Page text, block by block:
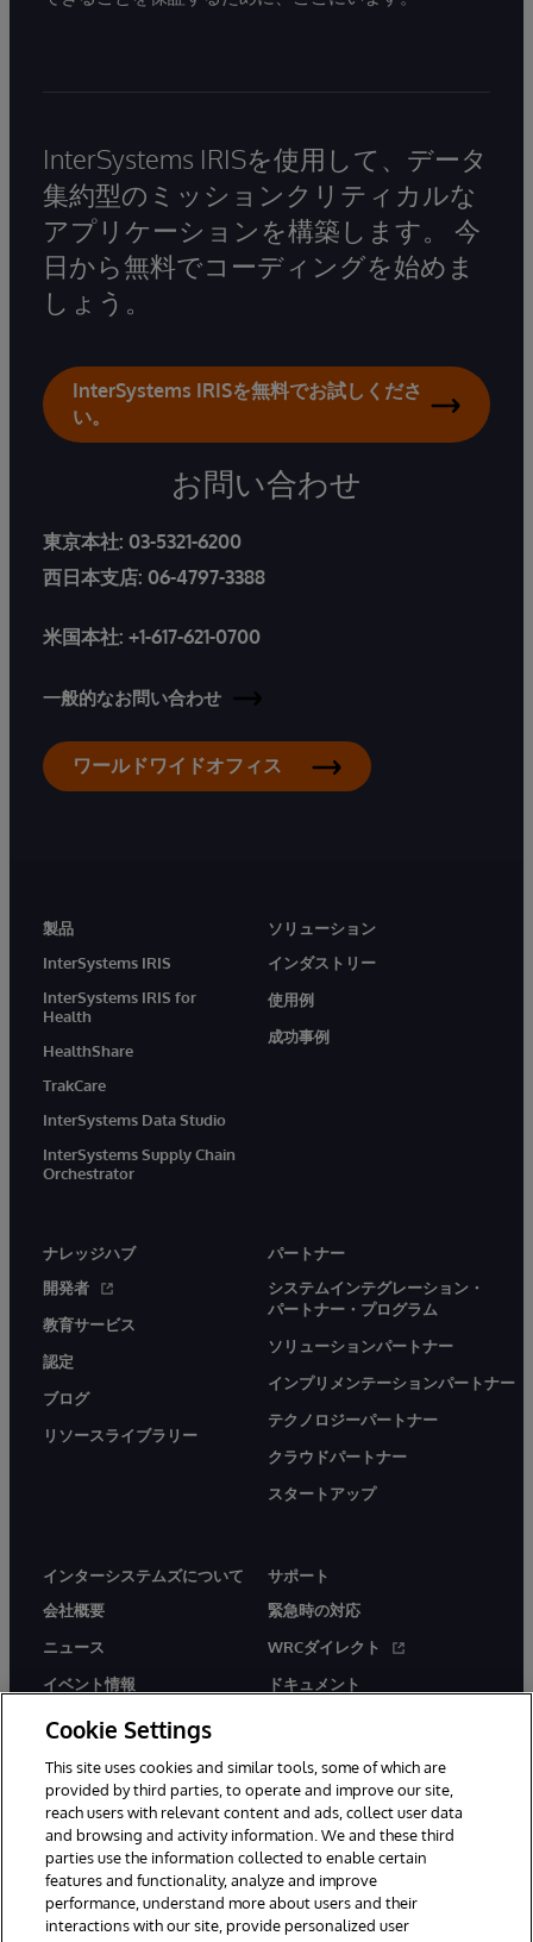
InterSystems IRISを使用して、データ
集約型のミッションクリティカルな
アプリケーションを構築します。 今
日から無料でコーディングを始めま
しょう。
InterSystems IRISを無料でお試しくださ
い。
お問い合わせ
東京本社: 03-5321-6200
西日本支店: 06-4797-3388
米国本社: +1-617-621-0700
一般的なお問い合わせ
ワールドワイドオフィス
製品
InterSystems IRIS
InterSystems IRIS for
Health
HealthShare
TrakCare
InterSystems Data Studio
InterSystems Supply Chain
Orchestrator
ソリューション
インダストリー
使用例
成功事例
ナレッジハブ
開発者
教育サービス
認定
ブログ
リソースライブラリー
パートナー
システムインテグレーション・
パートナー・プログラム
ソリューションパートナー
インプリメンテーションパートナー
テクノロジーパートナー
クラウドパートナー
スタートアップ
インターシステムズについて
会社概要
ニュース
イベント情報
採用情報
サポート
緊急時の対応
WRCダイレクト
ドキュメント
© 1996-2026Y InterSystems Corporation, Boston, MA. All Rights
Reserved.
Cookie Settings
This site uses cookies and similar tools, some of which are
provided by third parties, to operate and improve our site,
reach users with relevant content and ads, collect user data
and browsing and activity information. We and these third
parties use the information collected to enable certain
features and functionality, analyze and improve
performance, understand more about users and their
interactions with our site, provide personalized user